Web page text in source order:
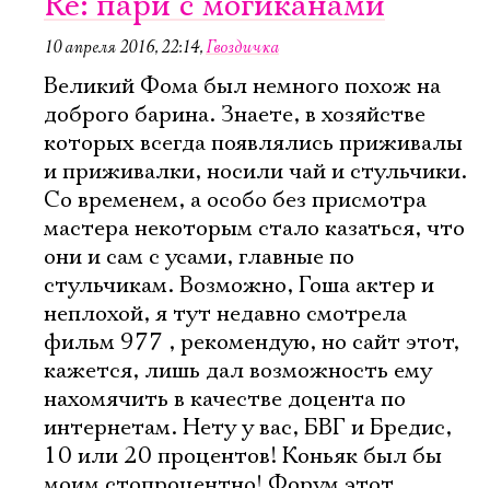
10 апреля 2016, 22:14,Гвоздичка
Великий Фома был немного похож на
доброго барина. Знаете, в хозяйстве
которых всегда появлялись приживалы
и приживалки, носили чай и стульчики.
Со временем, а особо без присмотра
мастера некоторым стало казаться, что
они и сам с усами, главные по
стульчикам. Возможно, Гоша актер и
неплохой, я тут недавно смотрела
фильм 977 , рекомендую, но сайт этот,
кажется, лишь дал возможность ему
нахомячить в качестве доцента по
интернетам. Нету у вас, БВГ и Бредис,
10 или 20 процентов! Коньяк был бы